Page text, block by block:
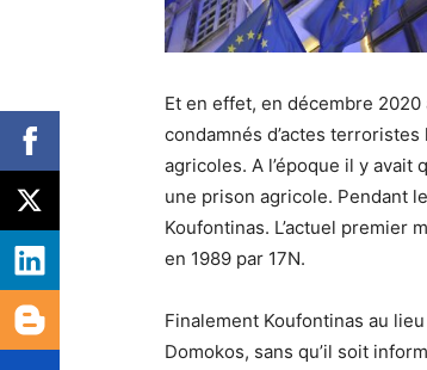
Et en effet, en décembre
condamnés d’actes
agricoles. A l’époque il y
une prison agricole. Pendant
Koufontinas. L’actuel premier
en 1989 par 17N.
Finalement Koufontinas au
Domokos, sans qu’il soit